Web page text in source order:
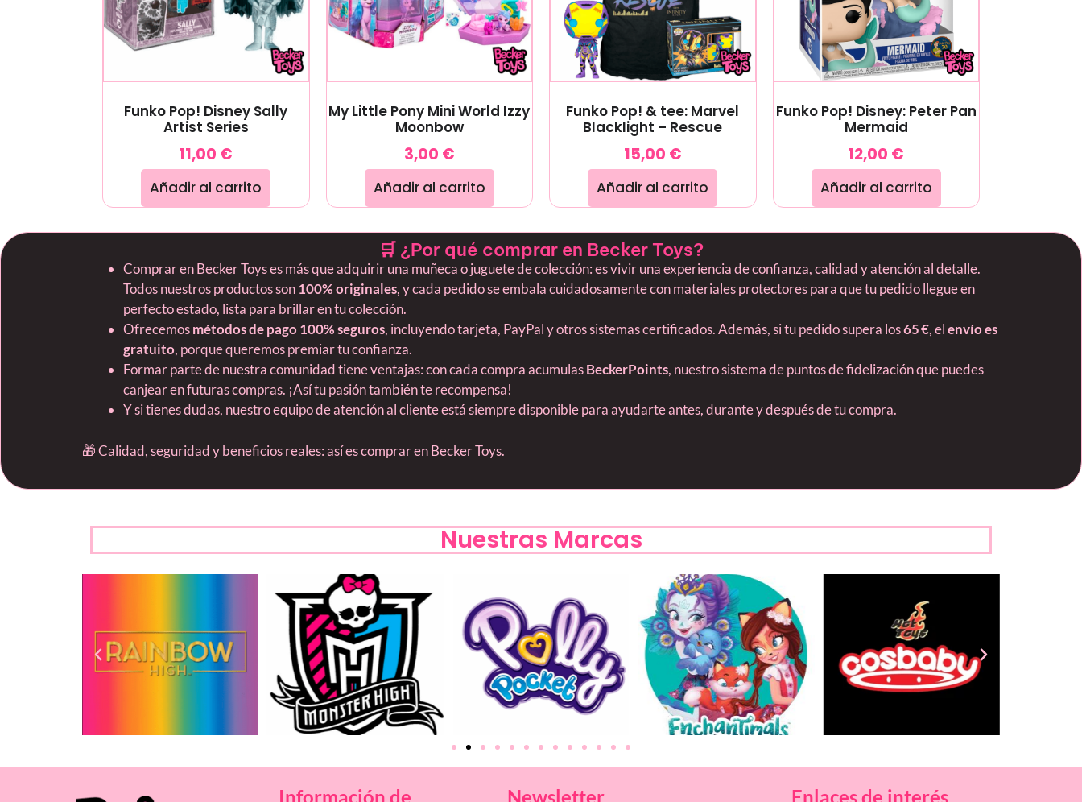
Funko Pop! Disney Sally
Artist Series
11,00 €
Añadir al carrito
My Little Pony Mini World Izzy
Moonbow
3,00 €
Añadir al carrito
Funko Pop! & tee: Marvel
Blacklight – Rescue
15,00 €
Añadir al carrito
Funko Pop! Disney: Peter Pan
Mermaid
12,00 €
Añadir al carrito
🛒 ¿Por qué comprar en Becker Toys?
Comprar en Becker Toys es más que adquirir una muñeca o juguete de colección: es vivir una experiencia de confianza, calidad y atención al detalle.
Todos nuestros productos son100% originales, y cada pedido se embala cuidadosamente con materiales protectores para que tu pedido llegue en
perfecto estado, lista para brillar en tu colección.
Ofrecemosmétodos de pago 100% seguros, incluyendo tarjeta, PayPal y otros sistemas certificados. Además, si tu pedido supera los65 €, elenvío es
gratuito, porque queremos premiar tu confianza.
Formar parte de nuestra comunidad tiene ventajas: con cada compra acumulasBeckerPoints, nuestro sistema de puntos de fidelización que puedes
canjear en futuras compras. ¡Así tu pasión también te recompensa!
Y si tienes dudas, nuestro equipo de atención al cliente está siempre disponible para ayudarte antes, durante y después de tu compra.
🎁 Calidad, seguridad y beneficios reales: así es comprar en Becker Toys.
Nuestras Marcas
Información de Newsletter Enlaces de interés